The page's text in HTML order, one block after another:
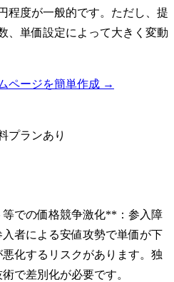
程度が一般的です。ただし、提
、単価設定によって大きく変動
ページを簡単作成 →
プランあり
での価格競争激化**：参入障
者による安値攻勢で単価が下
化するリスクがあります。独
で差別化が必要です。